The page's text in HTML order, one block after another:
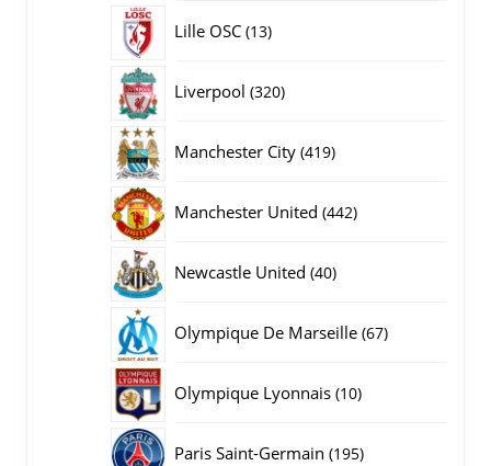
Lille OSC 1313
Liverpool 320320
Manchester City 419419
Manchester United 442442
Newcastle United 4040
Olympique De Marseille 6767
Olympique Lyonnais 1010
Paris Saint-Germain 195195